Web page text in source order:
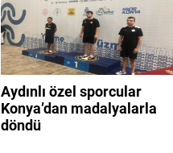
Aydınlı özel sporcular
Konya’dan madalyalarla
döndü